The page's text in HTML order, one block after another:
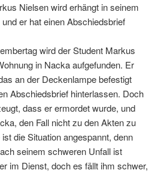
Nielsen wird erhängt in seinem
er hat einen Abschiedsbrief
wird der Student Markus
in Nacka aufgefunden. Er
an der Deckenlampe befestigt
Abschiedsbrief hinterlassen. Doch
dass er ermordet wurde, und
den Fall nicht zu den Akten zu
die Situation angespannt, denn
seinem schweren Unfall ist
im Dienst, doch es fällt ihm schwer,